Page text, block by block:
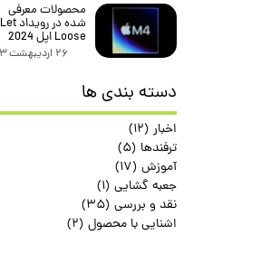
محصولات معرفی
شده در رویداد Let
Loose اپل 2024
۲۶ اردیبهشت ۰۳
دسته بندی ها
اخبار (۱۲)
ترفندها (۵)
آموزش (۱۷)
جعبه گشایی (۱)
نقد و بررسی (۳۵)
اشنایی با محصول (۲)